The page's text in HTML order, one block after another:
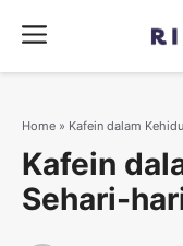
isi
Menu
Home » Kafein dalam
Kafein
Sehari-